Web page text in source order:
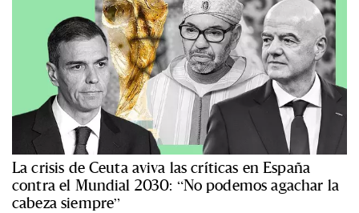
La crisis de Ceuta aviva las críticas en España
contra el Mundial 2030: “No podemos agachar la
cabeza siempre”